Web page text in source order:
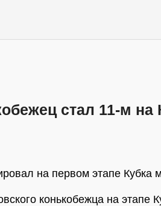
стал 11-м на
на первом этапе Кубка
конькобежца на этапе